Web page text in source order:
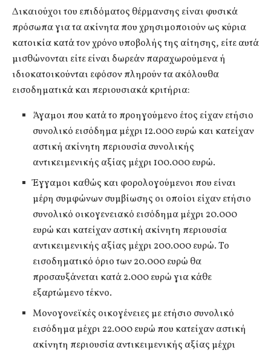
Δικαιούχοι του επιδόματος θέρμανσης είναι φυσικά
πρόσωπα για τα ακίνητα που χρησιμοποιούν ως κύρια
κατοικία κατά τον χρόνο υποβολής της αίτησης, είτε αυτά
μισθώνονται είτε είναι δωρεάν παραχωρούμενα ή
ιδιοκατοικούνται εφόσον πληρούν τα ακόλουθα
εισοδηματικά και περιουσιακά κριτήρια:
Άγαμοι που κατά το προηγούμενο έτος είχαν ετήσιο
συνολικό εισόδημα μέχρι 12.000 ευρώ και κατείχαν
αστική ακίνητη περιουσία συνολικής
αντικειμενικής αξίας μέχρι 100.000 ευρώ.
Έγγαμοι καθώς και φορολογούμενοι που είναι
μέρη συμφώνων συμβίωσης οι οποίοι είχαν ετήσιο
συνολικό οικογενειακό εισόδημα μέχρι 20.000
ευρώ και κατείχαν αστική ακίνητη περιουσία
αντικειμενικής αξίας μέχρι 200.000 ευρώ. Το
εισοδηματικό όριο των 20.000 ευρώ θα
προσαυξάνεται κατά 2.000 ευρώ για κάθε
εξαρτώμενο τέκνο.
Μονογονεϊκές οικογένειες με ετήσιο συνολικό
εισόδημα μέχρι 22.000 ευρώ που κατείχαν αστική
ακίνητη περιουσία αντικειμενικής αξίας μέχρι